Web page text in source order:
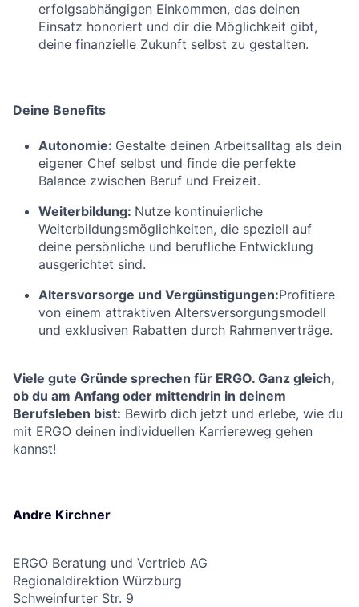
erfolgsabhängigen Einkommen, das deinen
Einsatz honoriert und dir die Möglichkeit gibt,
deine finanzielle Zukunft selbst zu gestalten.
Deine Benefits
Autonomie: Gestalte deinen Arbeitsalltag als dein
eigener Chef selbst und finde die perfekte
Balance zwischen Beruf und Freizeit.
Weiterbildung: Nutze kontinuierliche
Weiterbildungsmöglichkeiten, die speziell auf
deine persönliche und berufliche Entwicklung
ausgerichtet sind.
Altersvorsorge und Vergünstigungen:Profitiere
von einem attraktiven Altersversorgungsmodell
und exklusiven Rabatten durch Rahmenverträge.
Viele gute Gründe sprechen für ERGO. Ganz gleich,
ob du am Anfang oder mittendrin in deinem
Berufsleben bist: Bewirb dich jetzt und erlebe, wie du
mit ERGO deinen individuellen Karriereweg gehen
kannst!
Andre Kirchner
ERGO Beratung und Vertrieb AG
Regionaldirektion Würzburg
Schweinfurter Str. 9